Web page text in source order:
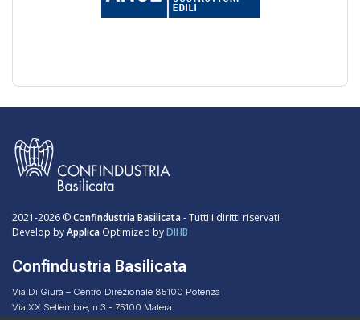
2021-2026 ©Confindustria Basilicata- Tutti i diritti riservati
Develop byApplica Optimized byDIHB
Confindustria Basilicata
Via Di Giura – Centro Direzionale 85100 Potenza
Via XX Settembre, n.3 - 75100 Matera